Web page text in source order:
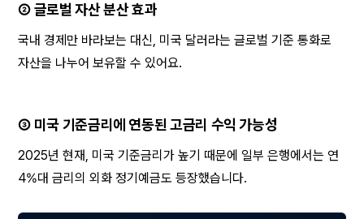
② 글로벌 자산 분산 효과
국내 경제만 바라보는 대신, 미국 달러라는 글로벌 기준 통화로
자산을 나누어 보유할 수 있어요.
③ 미국 기준금리에 연동된 고금리 수익 가능성
2025년 현재, 미국 기준금리가 높기 때문에 일부 은행에서는 연
4%대 금리의 외화 정기예금도 등장했습니다.